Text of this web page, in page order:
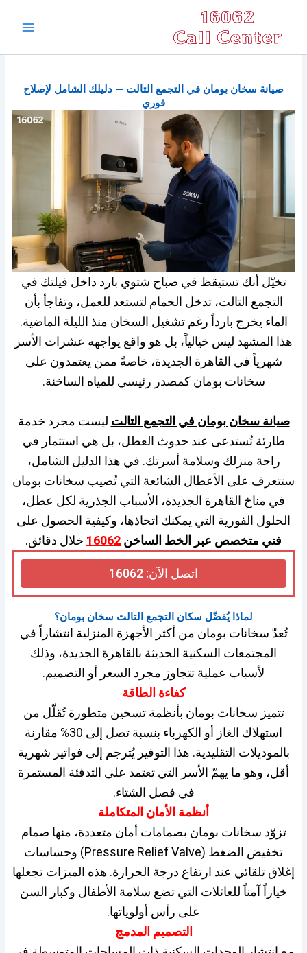
المحتوى
صيانة سخان بومان في التجمع التالت — دليلك الشامل لإصلاح
فوري
تخيّل أنك تستيقظ في صباح شتوي بارد داخل فيلتك في
التجمع التالت، تدخل الحمام لتستعد للعمل، وتفاجأ بأن
الماء يخرج بارداً رغم تشغيل السخان منذ الليلة الماضية.
هذا المشهد ليس خيالياً، بل هو واقع يواجهه عشرات الأسر
شهرياً في القاهرة الجديدة، خاصةً ممن يعتمدون على
سخانات بومان كمصدر رئيسي للمياه الساخنة.
صيانة سخان بومان في التجمع التالت ليست مجرد خدمة
طارئة تُستدعى عند حدوث العطل، بل هي استثمار في
راحة منزلك وسلامة أسرتك. في هذا الدليل الشامل،
ستتعرف على الأعطال الشائعة التي تُصيب سخانات بومان
في مناخ القاهرة الجديدة، الأسباب الجذرية لكل عطل،
الحلول الفورية التي يمكنك اتخاذها، وكيفية الحصول على
فني متخصص عبر الخط الساخن 16062 خلال دقائق.
اتصل الآن: 16062
لماذا يُفضّل سكان التجمع التالت سخان بومان؟
تُعدّ سخانات بومان من أكثر الأجهزة المنزلية انتشاراً في
المجتمعات السكنية الحديثة بالقاهرة الجديدة، وذلك
لأسباب عملية تتجاوز مجرد السعر أو التصميم.
كفاءة الطاقة
تتميز سخانات بومان بأنظمة تسخين متطورة تُقلّل من
استهلاك الغاز أو الكهرباء بنسبة تصل إلى 30% مقارنة
بالموديلات التقليدية. هذا التوفير يُترجم إلى فواتير شهرية
أقل، وهو ما يهمّ الأسر التي تعتمد على التدفئة المستمرة
في فصل الشتاء.
أنظمة الأمان المتكاملة
تزوّد سخانات بومان بصمامات أمان متعددة، منها صمام
تخفيض الضغط (Pressure Relief Valve) وحساسات
إغلاق تلقائي عند ارتفاع درجة الحرارة. هذه الميزات تجعلها
خياراً آمناً للعائلات التي تضع سلامة الأطفال وكبار السن
على رأس أولوياتها.
التصميم المدمج